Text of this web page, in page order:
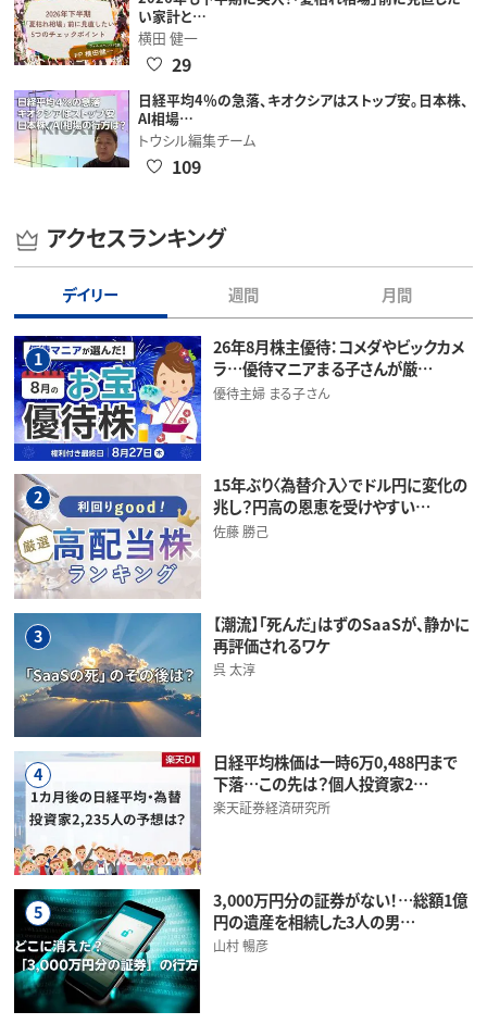
い家計と…
横田 健一
29
日経平均4％の急落、キオクシアはストップ安。日本株、
AI相場…
トウシル編集チーム
109
アクセスランキング
デイリー 週間 月間
1
26年8月株主優待：コメダやビックカメ
ラ…優待マニアまる子さんが厳…
優待主婦 まる子さん
2
15年ぶり〈為替介入〉でドル円に変化の
兆し？円高の恩恵を受けやすい…
佐藤 勝己
3
【潮流】「死んだ」はずのSaaSが、静かに
再評価されるワケ
呉 太淳
4
日経平均株価は一時6万0,488円まで
下落…この先は？個人投資家2…
楽天証券経済研究所
5
3,000万円分の証券がない！…総額1億
円の遺産を相続した3人の男…
山村 暢彦